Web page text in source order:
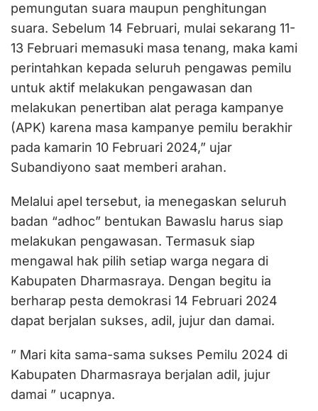
pemungutan suara maupun penghitungan
suara. Sebelum 14 Februari, mulai sekarang 11-
13 Februari memasuki masa tenang, maka kami
perintahkan kepada seluruh pengawas pemilu
untuk aktif melakukan pengawasan dan
melakukan penertiban alat peraga kampanye
(APK) karena masa kampanye pemilu berakhir
pada kamarin 10 Februari 2024,” ujar
Subandiyono saat memberi arahan.
Melalui apel tersebut, ia menegaskan seluruh
badan “adhoc” bentukan Bawaslu harus siap
melakukan pengawasan. Termasuk siap
mengawal hak pilih setiap warga negara di
Kabupaten Dharmasraya. Dengan begitu ia
berharap pesta demokrasi 14 Februari 2024
dapat berjalan sukses, adil, jujur dan damai.
” Mari kita sama-sama sukses Pemilu 2024 di
Kabupaten Dharmasraya berjalan adil, jujur
damai ” ucapnya.